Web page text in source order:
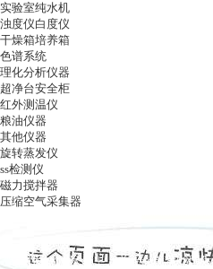
实验室纯水机
浊度仪白度仪
干燥箱培养箱
色谱系统
理化分析仪器
超净台安全柜
红外测温仪
粮油仪器
其他仪器
旋转蒸发仪
ss检测仪
磁力搅拌器
压缩空气采集器
ag凯发k8国际 | 关于ag凯发k8国际